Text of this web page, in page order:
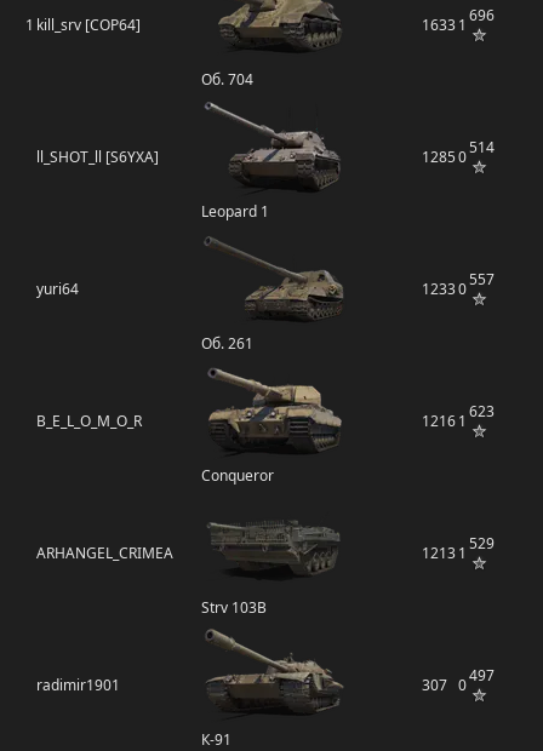
1 kill_srv [COP64]
Об. 704
16331 696
ll_SHOT_ll [S6YXA]
Leopard 1
12850514
yuri64
Об. 261
12330557
B_E_L_O_M_O_R
Conqueror
12161 623
ARHANGEL_CRIMEA
Strv 103B
12131 529
radimir1901
К-91
307 0497